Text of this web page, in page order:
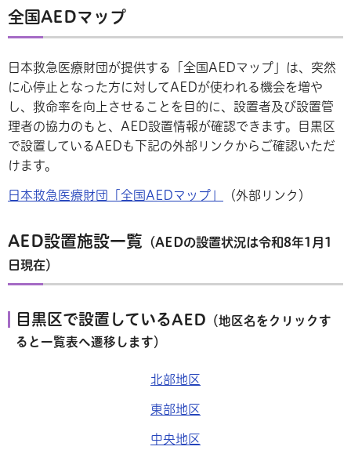
全国AEDマップ
日本救急医療財団が提供する「全国AEDマップ」は、突然
に心停止となった方に対してAEDが使われる機会を増や
し、救命率を向上させることを目的に、設置者及び設置管
理者の協力のもと、AED設置情報が確認できます。目黒区
で設置しているAEDも下記の外部リンクからご確認いただ
けます。
日本救急医療財団「全国AEDマップ」 （外部リンク）
AED設置施設一覧 （AEDの設置状況は令和8年1月1
日現在）
目黒区で設置しているAED （地区名をクリックす
ると一覧表へ遷移します）
北部地区
東部地区
中央地区